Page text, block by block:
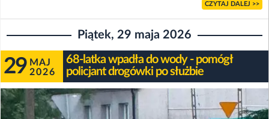
CZYTAJ DALEJ >>
Piątek, 29 maja 2026
29 MAJ
2026
68-latka wpadła do wody - pomógł
policjant drogówki po służbie